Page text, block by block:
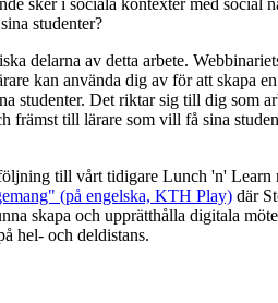
studenter?
delarna av detta arbete.
kan använda dig av för att skapa
studenter. Det riktar sig till dig som
främst till lärare som vill få sina
till vårt tidigare Lunch 'n' Learn
(på engelska, KTH Play) där
skapa och upprätthålla digitala
hel- och deldistans.